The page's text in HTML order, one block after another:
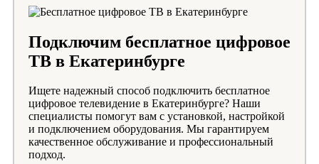
Подключим бесплатное цифровое
ТВ в Екатеринбурге
Ищете надежный способ подключить бесплатное
цифровое телевидение в Екатеринбурге? Наши
специалисты помогут вам с установкой, настройкой
и подключением оборудования. Мы гарантируем
качественное обслуживание и профессиональный
подход.